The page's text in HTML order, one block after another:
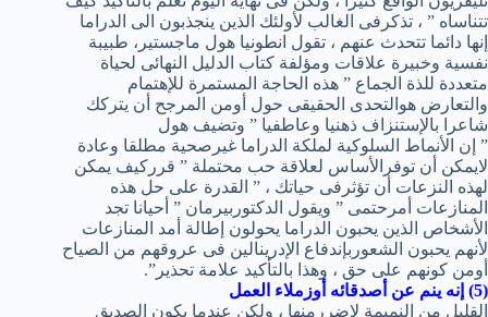
تتناساه ” ، تذكرفى الغالب لأولئك الذين ينجذبون الى الدراما
إنها دائما تتحدث عنهم ، تقول انطونيا هول ماجستير، طبيبة
نفسية وخبيرة علاقات ومؤلفة كتاب الدليل النهائى لحياة
متعددة للذة الجماع ” هذه الحاجة المستمرة للإهتمام
والتعارض هوالتحدى الحقيقى حول أومن المرجح أن يتركك
شاعرا بالإستنزاف ذهنيا وعاطفيا ” وتضيف هول
” إن الأنماط السلوكية لملكة الدراما غيرصحية مطلقا وعادة
لايمكن أن توفرالأساس لعلاقة حب محتملة ” قرركيف يمكن
لهذه النزعات أن تؤثرفى حياتك ، ” القدرة على حل هذه
المنازعات أمرحتمى ” ويقول الدكتوربيرمان ” أحيانا تجد
الأشخاص الذين يحبون الدراما يحولون إطالة أمد المنازعات
لأنهم يحبون الشعوربإندفاع الإدرينالين فى عروقهم من الصياح
أومن كونهم على حق ، وهذا بالتأكيد علامة تحذير”.
(5) إنه ينم عن أصدقائه أوزملاء العمل
القليل من النميمة لاضررمنها ، ولكن عندما يكون الصديق